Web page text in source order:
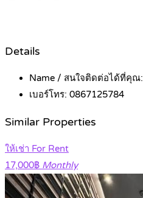
Details
Name / สนใจติดต่อได้ที่คุณ:
เบอร์โทร: 0867125784
Similar Properties
ให้เช่า For Rent
17,000฿ Monthly